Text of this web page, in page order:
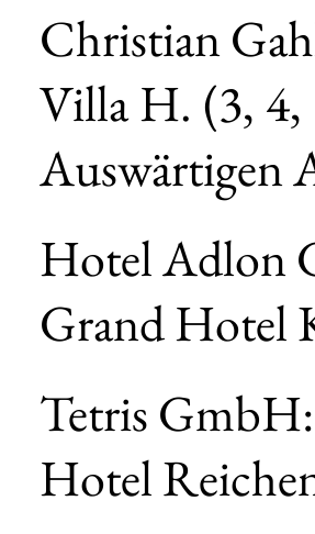
Christian
Villa H. (3, 4,
Auswärtigen
Hotel Adlon
Grand Hotel
Tetris GmbH:
Hotel